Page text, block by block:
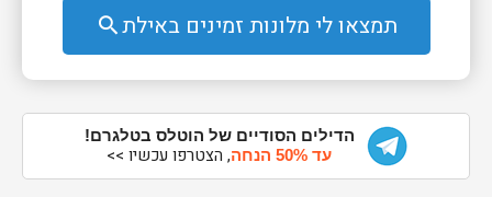
תמצאו לי מלונות זמינים באילתsearch
הדילים הסודיים של הוטלס בטלגרם!
עד 50% הנחה
, הצטרפו עכשיו >>